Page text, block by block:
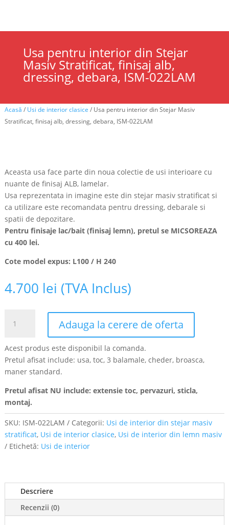
Usa pentru interior din Stejar
Masiv Stratificat, finisaj alb,
dressing, debara, ISM-022LAM
Acasă / Usi de interior clasice / Usa pentru interior din Stejar Masiv
Stratificat, finisaj alb, dressing, debara, ISM-022LAM
Aceasta usa face parte din noua colectie de usi interioare cu
nuante de finisaj ALB, lamelar.
Usa reprezentata in imagine este din stejar masiv stratificat si
ca utilizare este recomandata pentru dressing, debarale si
spatii de depozitare.
Pentru finisaje lac/bait (finisaj lemn), pretul se MICSOREAZA
cu 400 lei.
Cote model expus: L100 / H 240
4.700 lei (TVA Inclus)
Usa
interior
din
Stejar
Stratificat,
alb,
dressing,
debara,
Adauga la cerere de oferta
Acest produs este disponibil la comanda.
Pretul afisat include: usa, toc, 3 balamale, cheder, broasca,
maner standard.
Pretul afisat NU include: extensie toc, pervazuri, sticla,
montaj.
SKU: ISM-022LAM Categorii: Usi de interior din stejar masiv
stratificat, Usi de interior clasice, Usi de interior din lemn masiv
Etichetă: Usi de interior
Descriere
Recenzii (0)